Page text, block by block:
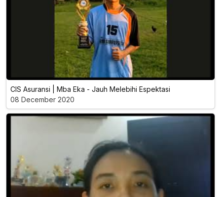
CIS Asuransi | Mba Eka - Jauh Melebihi Espektasi
08 December 2020